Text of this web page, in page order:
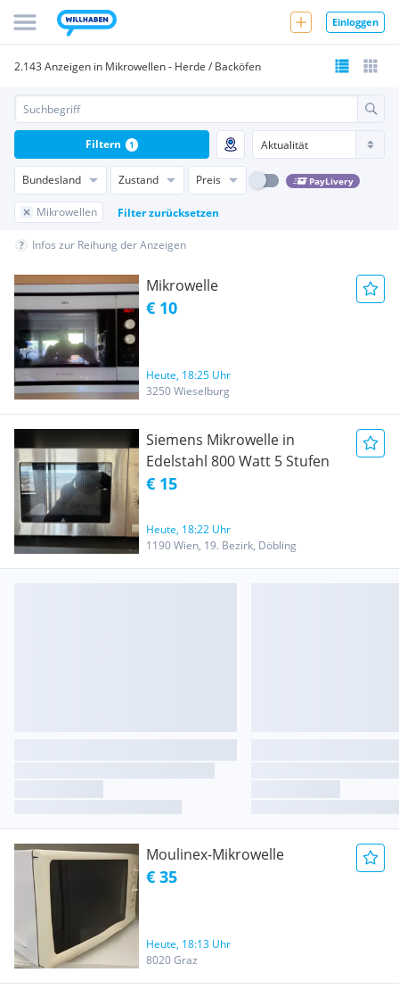
Einloggen
2.143 Anzeigen in Mikrowellen - Herde / Backöfen
Bundesland Zustand Preis PayLivery
Mikrowellen Filter zurücksetzen
Filtern 1
Infos zur Reihung der Anzeigen
Mikrowelle
€ 10
Heute, 18:25 Uhr
3250 Wieselburg
Siemens Mikrowelle in
Edelstahl 800 Watt 5 Stufen
€ 15
Heute, 18:22 Uhr
1190 Wien, 19. Bezirk, Döbling
Moulinex-Mikrowelle
€ 35
Heute, 18:13 Uhr
8020 Graz